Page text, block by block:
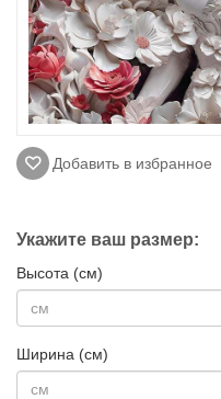
Добавить в избранное
Укажите ваш размер:
Высота (см)
Ширина (см)